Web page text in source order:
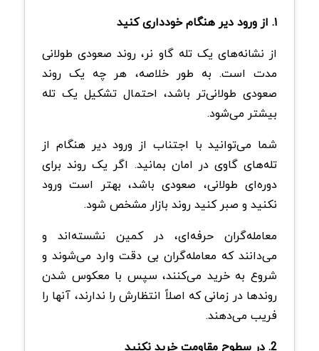
۱. از ورود دیر هنگام خودداری کنید
از نشانه‌های یک تله گاو نر، روند صعودی طولانی
مدت است. به طور خلاصه، هر چه یک روند
صعودی طولانی‌تر باشد، احتمال تشکیل یک تله
بیشتر می‌شود.
شما می‌توانید با اجتناب از ورود دیر هنگام از
تله‌های گاوی در امان بمانید. اگر یک روند برای
دوره‌ای طولانی، صعودی باشد، بهتر است ورود
نکنید و صبر کنید روند بازار مشخص شود.
معامله‌گران حرفه‌ای، در کمین نشسته‌اند و
می‌دانند که معامله‌گران بی دقت وارد می‌شوند و
شروع به خرید می‌کنند، سپس با معکوس شدن
روندها در زمانی که اصلاً انتظارش را ندارند، آنها را
فریب می‌دهند.
2. در سطوح مقاومت خرید نکنید